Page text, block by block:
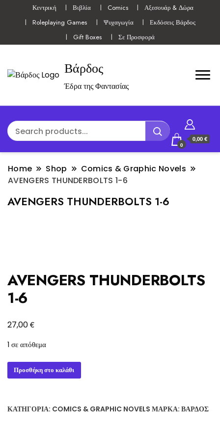
Κεντρική Βιβλία Comics
Αξεσουάρ & Δώρα
Roleplaying Games
Ψυχαγωγία
Εκδόσεις Βάρδος
Gift Boxes
Σε Προσφορά
Βάρδος
Έδρα της Φαντασίας
0
0,00 €
Home Shop
Comics & Graphic Novels
AVENGERS THUNDERBOLTS 1-6
AVENGERS THUNDERBOLTS 1-6
AVENGERS THUNDERBOLTS
1-6
27,00€
1 σε απόθεμα
AVENGERS
THUNDERBOLTS
ποσότητα
Προσθήκη στο καλάθι
ΚΑΤΗΓΟΡΊΑ: COMICS & GRAPHIC NOVELS ΜΆΡΚΑ: ΒΆΡΔΟΣ